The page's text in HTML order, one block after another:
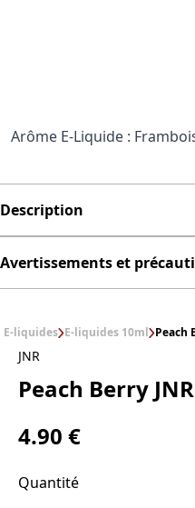
Arôme E-Liquide :
Description
Avertissements et
E-liquides E-liquides 10ml Peach
JNR
Peach Berry
4.90 €
Quantité